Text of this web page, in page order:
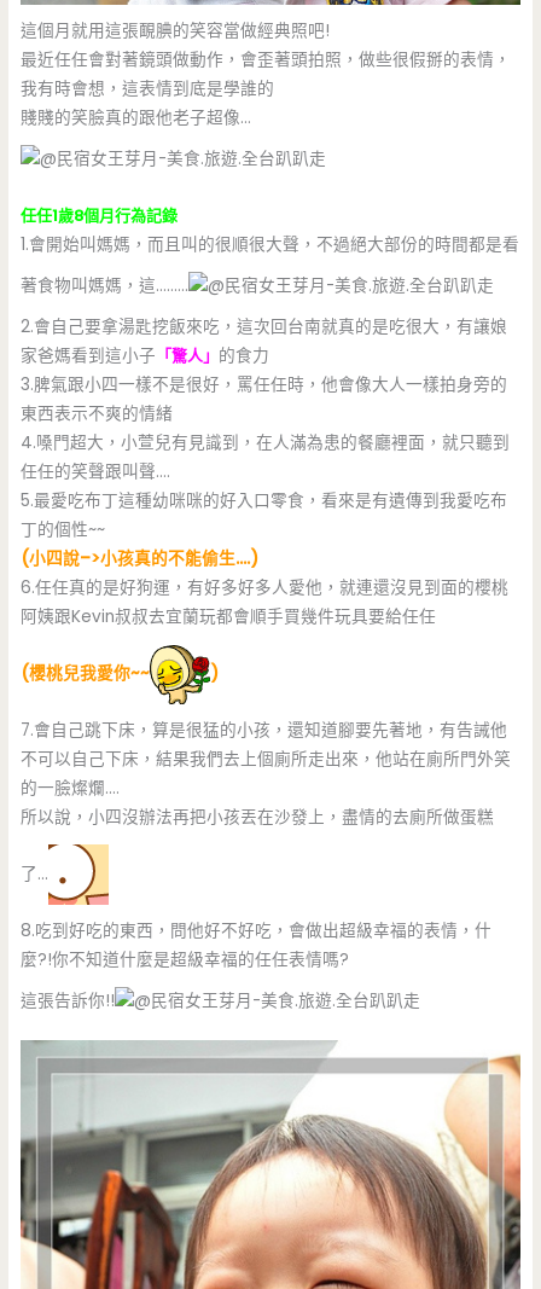
這個月就用這張靦腆的笑容當做經典照吧!
最近任任會對著鏡頭做動作，會歪著頭拍照，做些很假掰的表情，
我有時會想，這表情到底是學誰的
賤賤的笑臉真的跟他老子超像…
任任1歲8個月行為記錄
1.會開始叫媽媽，而且叫的很順很大聲，不過絕大部份的時間都是看
著食物叫媽媽，這………
2.會自己要拿湯匙挖飯來吃，這次回台南就真的是吃很大，有讓娘
家爸媽看到這小子 「驚人」 的食力
3.脾氣跟小四一樣不是很好，罵任任時，他會像大人一樣拍身旁的
東西表示不爽的情緒
4.嗓門超大，小萱兒有見識到，在人滿為患的餐廳裡面，就只聽到
任任的笑聲跟叫聲….
5.最愛吃布丁這種幼咪咪的好入口零食，看來是有遺傳到我愛吃布
丁的個性~~
(小四說–>小孩真的不能偷生….)
6.任任真的是好狗運，有好多好多人愛他，就連還沒見到面的櫻桃
阿姨跟Kevin叔叔去宜蘭玩都會順手買幾件玩具要給任任
(櫻桃兒我愛你~~ )
7.會自己跳下床，算是很猛的小孩，還知道腳要先著地，有告誡他
不可以自己下床，結果我們去上個廁所走出來，他站在廁所門外笑
的一臉燦爛….
所以說，小四沒辦法再把小孩丟在沙發上，盡情的去廁所做蛋糕
了…
8.吃到好吃的東西，問他好不好吃，會做出超級幸福的表情，什
麼?!你不知道什麼是超級幸福的任任表情嗎?
這張告訴你!!